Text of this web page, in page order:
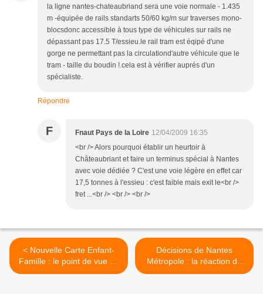
la ligne nantes-chateaubriand sera une voie normale - 1.435
m -équipée de rails standarts 50/60 kg/m sur traverses mono-
blocsdonc accessible à tous type de véhicules sur rails ne
dépassant pas 17.5 T/essieu.le rail tram est éqipé d'une
gorge ne permettant pas la circulationd'autre véhicule que le
tram - taille du boudin !.cela est à vérifier auprés d'un
spécialiste.
Répondre
F Fnaut Pays de la Loire 12/04/2009 16:35
<br /> Alors pourquoi établir un heurtoir à
Châteaubriant et faire un terminus spécial à Nantes
avec voie dédiée ? C'est une voie légère en effet car
17,5 tonnes à l'essieu : c'est faible mais exit le<br />
fret ...<br /> <br /> <br />
< Nouvelle Carte Enfant-
Famille : le point de vue de
la FNAUT
Décisions de Nantes
Métropole : la réaction du
Collectif Transport >